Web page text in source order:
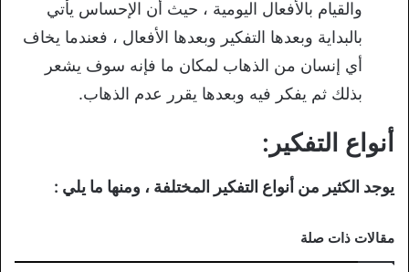
والقيام بالأفعال اليومية ، حيث أن الإحساس يأتي
بالبداية وبعدها التفكير وبعدها الأفعال ، فعندما يخاف
أي إنسان من الذهاب لمكان ما فإنه سوف يشعر
بذلك ثم يفكر فيه وبعدها يقرر عدم الذهاب.
أنواع التفكير:
يوجد الكثير من أنواع التفكير المختلفة ، ومنها ما يلي :
مقالات ذات صلة